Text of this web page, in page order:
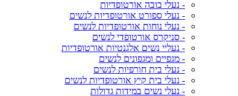
- נעלי בובה אורטופדיות
- נעלי ספורט אורטופדיות לנשים
- נעלי נוחות אורטופדיות לנשים
- סניקרס אורטופדי לנשים
- נעליי נשים אלגנטיות אורטופדיות
- מגפיים ומגפונים לנשים
- נעלי בית חורפיות לנשים
- נעלי בית קיץ אורטופדיות לנשים
- נעלי נשים במידות גדולות